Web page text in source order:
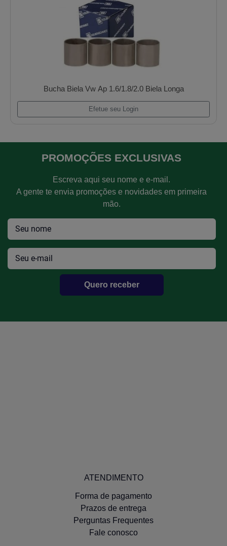
PROMOÇÕES EXCLUSIVAS
Escreva aqui seu nome e e-mail.
A gente te envia promoções e novidades em primeira
mão.
Quero receber
ATENDIMENTO
Forma de pagamento
Prazos de entrega
Perguntas Frequentes
Fale conosco